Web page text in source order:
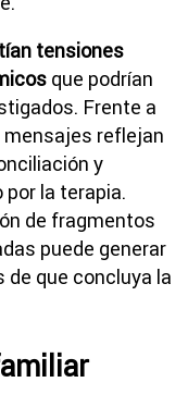
tensiones
que podrían
Frente a
mensajes reflejan
y
la terapia.
de fragmentos
puede generar
de que concluya la